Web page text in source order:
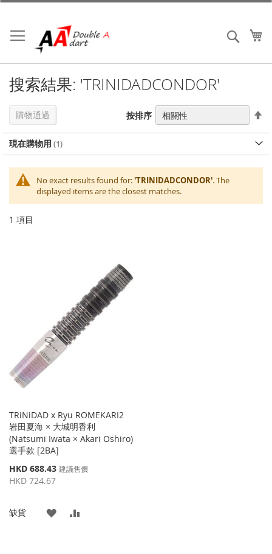
跳
內
容
搜索
搜索結果: 'TRINIDADCONDOR'
No exact results found for:'TRINIDADCONDOR'. The
displayed items are the closest matches.
1 項目
按排序
TRiNiDAD x Ryu ROMEKARI2
岩田夏海 × 大城明香利
(Natsumi Iwata × Akari Oshiro)
選手款 [2BA]
特
殊
HKD 688.43 建議售價
HKD 724.67
缺貨
添
購物通過
現在購物用